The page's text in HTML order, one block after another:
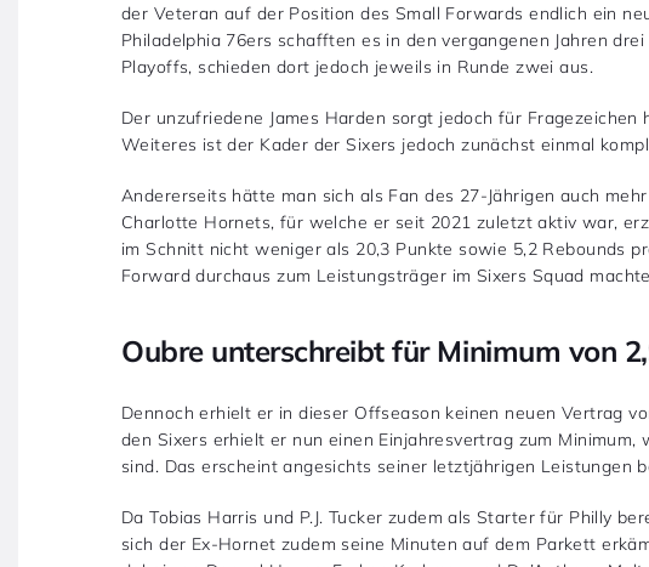
der Veteran auf der Position des Small Forwards endlich ein
Philadelphia 76ers schafften es in den vergangenen Jahren
Playoffs, schieden dort jedoch jeweils in Runde zwei aus.
Der unzufriedene James Harden sorgt jedoch für
Weiteres ist der Kader der Sixers jedoch zunächst einmal
Andererseits hätte man sich als Fan des 27-Jährigen auch
Charlotte Hornets, für welche er seit 2021 zuletzt aktiv war,
im Schnitt nicht weniger als 20,3 Punkte sowie 5,2 Rebounds
Forward durchaus zum Leistungsträger im Sixers Squad
Oubre unterschreibt für Minimum von
Dennoch erhielt er in dieser Offseason keinen neuen Vertrag
den Sixers erhielt er nun einen Einjahresvertrag zum
sind. Das erscheint angesichts seiner letztjährigen Leistungen
Da Tobias Harris und P.J. Tucker zudem als Starter für Philly
sich der Ex-Hornet zudem seine Minuten auf dem Parkett